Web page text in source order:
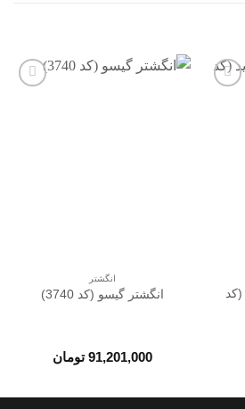
(کد
انگشتر
انگشتر گیسو (کد 3740)
91,201,000 تومان